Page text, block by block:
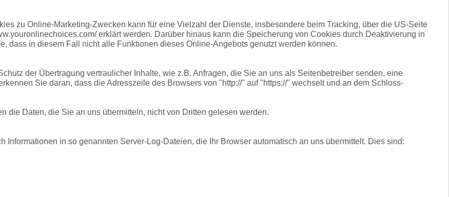
zu Online-Marketing-Zwecken kann für eine Vielzahl der Dienste, insbesondere beim Tracking, über die US-Seite
erklärt werden. Darüber hinaus kann die Speicherung von Cookies durch Deaktivierung in
dass in diesem Fall nicht alle Funktionen dieses Online-Angebots genutzt werden können.
der Übertragung vertraulicher Inhalte, wie z.B. Anfragen, die Sie an uns als Seitenbetreiber senden, eine
Sie daran, dass die Adresszeile des Browsers von "http://" auf "https://" wechselt und an dem Schloss-
die Daten, die Sie an uns übermitteln, nicht von Dritten gelesen werden.
Informationen in so genannten Server-Log-Dateien, die Ihr Browser automatisch an uns übermittelt. Dies sind: